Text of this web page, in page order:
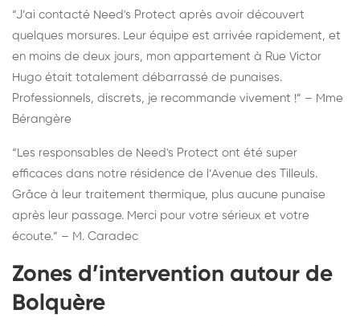
“J’ai contacté Need's Protect après avoir découvert
quelques morsures. Leur équipe est arrivée rapidement, et
en moins de deux jours, mon appartement à Rue Victor
Hugo était totalement débarrassé de punaises.
Professionnels, discrets, je recommande vivement !” – Mme
Bérangère
“Les responsables de Need's Protect ont été super
efficaces dans notre résidence de l’Avenue des Tilleuls.
Grâce à leur traitement thermique, plus aucune punaise
après leur passage. Merci pour votre sérieux et votre
écoute.” – M. Caradec
Zones d’intervention autour de
Bolquère